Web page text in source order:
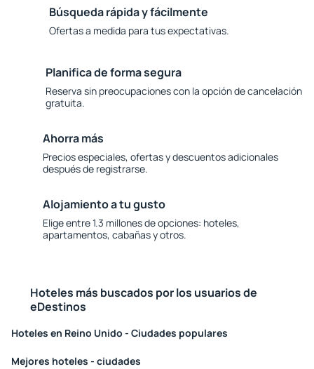
Búsqueda rápida y fácilmente
Ofertas a medida para tus expectativas.
Planifica de forma segura
Reserva sin preocupaciones con la opción de cancelación
gratuita.
Ahorra más
Precios especiales, ofertas y descuentos adicionales
después de registrarse.
Alojamiento a tu gusto
Elige entre 1.3 millones de opciones: hoteles,
apartamentos, cabañas y otros.
Hoteles más buscados por los usuarios de
eDestinos
Hoteles en Reino Unido - Ciudades populares
Mejores hoteles - ciudades